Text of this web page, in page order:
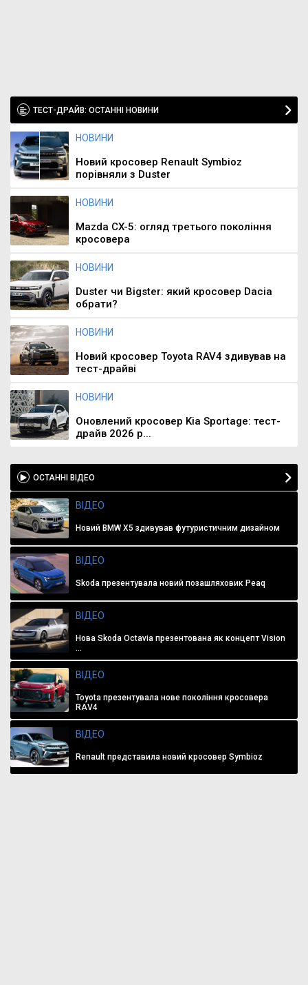
ТЕСТ-ДРАЙВ: ОСТАННІ НОВИНИ
НОВИНИ
Новий кросовер Renault Symbioz
порівняли з Duster
НОВИНИ
Mazda CX-5: огляд третього покоління
кросовера
НОВИНИ
Duster чи Bigster: який кросовер Dacia
обрати?
НОВИНИ
Новий кросовер Toyota RAV4 здивував на
тест-драйві
НОВИНИ
Оновлений кросовер Kia Sportage: тест-
драйв 2026 р...
ОСТАННІ ВІДЕО
ВІДЕО
Новий BMW X5 здивував футуристичним дизайном
ВІДЕО
Skoda презентувала новий позашляховик Peaq
ВІДЕО
Нова Skoda Octavia презентована як концепт Vision
...
ВІДЕО
Toyota презентувала нове покоління кросовера
RAV4
ВІДЕО
Renault представила новий кросовер Symbioz